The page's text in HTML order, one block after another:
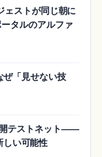
ェストが同じ朝に
タルのアルファ
ぜ「見せない技
テストネット——
しい可能性